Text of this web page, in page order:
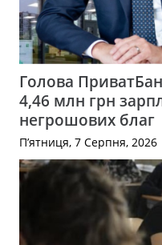
Голова
4,46 млн грн
негрошових благ
П’ятниця, 7 Серпня, 2026